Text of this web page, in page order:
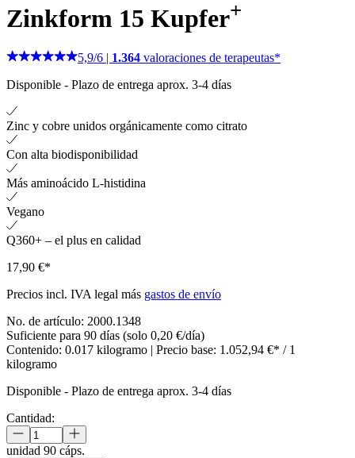
Zinkform 15 Kupfer+
5,9/6 | 1.364 valoraciones de terapeutas*
Disponible - Plazo de entrega aprox. 3-4 días
Zinc y cobre unidos orgánicamente como citrato
Con alta biodisponibilidad
Más aminoácido L-histidina
Vegano
Q360+ – el plus en calidad
17,90 €*
Precios incl. IVA legal más gastos de envío
No. de artículo: 2000.1348
Suficiente para 90 días (solo 0,20 €/día)
Contenido: 0.017 kilogramo | Precio base: 1.052,94 €* / 1
kilogramo
Disponible - Plazo de entrega aprox. 3-4 días
Cantidad:
unidad 90 cáps.